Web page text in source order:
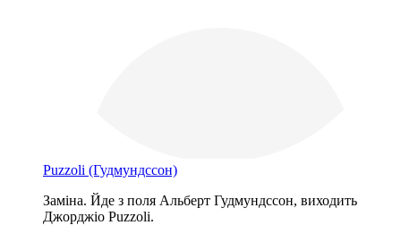
Puzzoli (Гудмундссон)
Заміна. Йде з поля Альберт Гудмундссон, виходить
Джорджіо Puzzoli.